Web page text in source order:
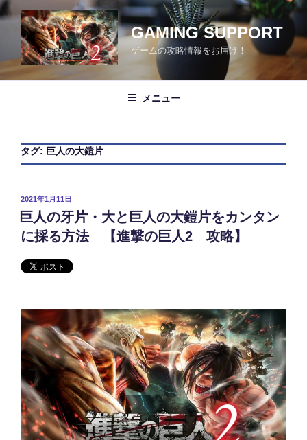
コ
ン
ツ
GAMING SUPPORT
ゲームの攻略情報をお届け！
メニュー
タグ: 巨人の大鎧片
投
稿
日:
2021年1月11日
巨人の牙片・大と巨人の大鎧片をカンタン
に採る方法 【進撃の巨人2 攻略】